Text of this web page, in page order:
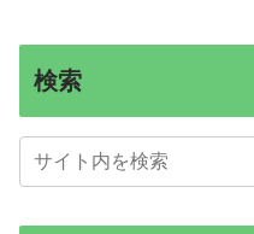
検索